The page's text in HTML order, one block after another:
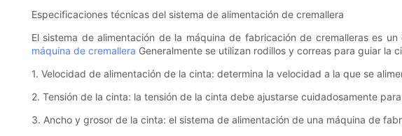
Especificaciones técnicas del sistema de alimentación de cremallera
El sistema de alimentación de la máquina de fabricación de cremalleras es
máquina de cremallera Generalmente se utilizan rodillos y correas para guiar la
1. Velocidad de alimentación de la cinta: determina la velocidad a la que se
2. Tensión de la cinta: la tensión de la cinta debe ajustarse cuidadosamente
3. Ancho y grosor de la cinta: el sistema de alimentación de una máquina de